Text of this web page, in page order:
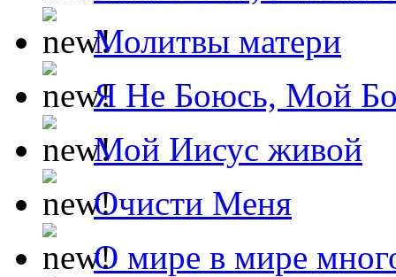
Молитвы матери
Я Не Боюсь, Мой
Мой Иисус живой
Очисти Меня
О мире в мире